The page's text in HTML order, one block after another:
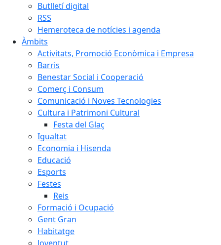
Butlletí digital
RSS
Hemeroteca de notícies i agenda
Àmbits
Activitats, Promoció Econòmica i Empresa
Barris
Benestar Social i Cooperació
Comerç i Consum
Comunicació i Noves Tecnologies
Cultura i Patrimoni Cultural
Festa del Glaç
Igualtat
Economia i Hisenda
Educació
Esports
Festes
Reis
Formació i Ocupació
Gent Gran
Habitatge